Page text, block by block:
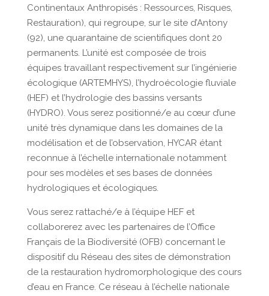
Continentaux Anthropisés : Ressources, Risques,
Restauration), qui regroupe, sur le site d’Antony
(92), une quarantaine de scientifiques dont 20
permanents. L’unité est composée de trois
équipes travaillant respectivement sur l’ingénierie
écologique (ARTEMHYS), l’hydroécologie fluviale
(HEF) et l’hydrologie des bassins versants
(HYDRO). Vous serez positionné/e au cœur d’une
unité très dynamique dans les domaines de la
modélisation et de l’observation, HYCAR étant
reconnue à l’échelle internationale notamment
pour ses modèles et ses bases de données
hydrologiques et écologiques.
Vous serez rattaché/e à l’équipe HEF et
collaborerez avec les partenaires de l’Office
Français de la Biodiversité (OFB) concernant le
dispositif du Réseau des sites de démonstration
de la restauration hydromorphologique des cours
d’eau en France. Ce réseau à l’échelle nationale